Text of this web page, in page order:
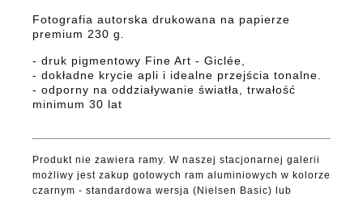
Fotografia autorska drukowana na papierze
premium 230 g.
- druk pigmentowy Fine Art - Giclée,
- dokładne krycie apli i idealne przejścia tonalne.
- odporny na oddziaływanie światła, trwałość
minimum 30 lat
Produkt nie zawiera ramy. W naszej stacjonarnej galerii
możliwy jest zakup gotowych ram aluminiowych w kolorze
czarnym - standardowa wersja (Nielsen Basic) lub